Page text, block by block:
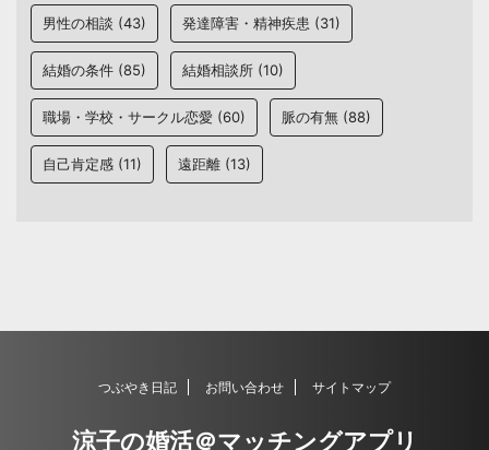
男性の相談 (43) 発達障害・精神疾患 (31)
結婚の条件 (85) 結婚相談所 (10)
職場・学校・サークル恋愛 (60) 脈の有無 (88)
自己肯定感 (11) 遠距離 (13)
つぶやき日記 お問い合わせ サイトマップ
涼子の婚活＠マッチングアプリ